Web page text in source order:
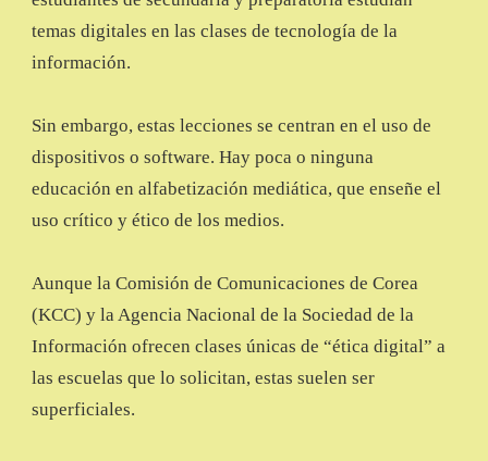
temas digitales en las clases de tecnología de la
información.
Sin embargo, estas lecciones se centran en el uso de
dispositivos o software. Hay poca o ninguna
educación en alfabetización mediática, que enseñe el
uso crítico y ético de los medios.
Aunque la Comisión de Comunicaciones de Corea
(KCC) y la Agencia Nacional de la Sociedad de la
Información ofrecen clases únicas de “ética digital” a
las escuelas que lo solicitan, estas suelen ser
superficiales.